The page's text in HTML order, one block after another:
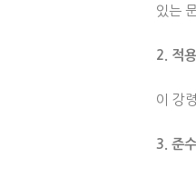
있는
2. 적
이 강
3. 준